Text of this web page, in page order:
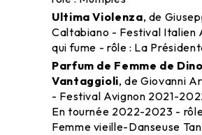
Ultima Violenza, de
Caltabiano - Festival Italien
qui fume - rôle : La
Parfum de Femme de
Vantaggioli, de Giovanni
- Festival Avignon 2021-
En tournée 2022-2023 -
Femme vieille-Danseuse